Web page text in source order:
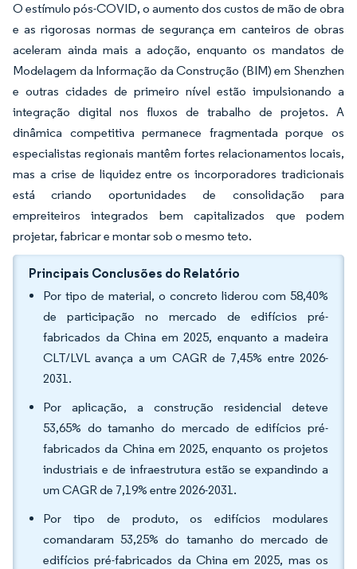
O estímulo pós-COVID, o aumento dos custos de mão de obra
e as rigorosas normas de segurança em canteiros de obras
aceleram ainda mais a adoção, enquanto os mandatos de
Modelagem da Informação da Construção (BIM) em Shenzhen
e outras cidades de primeiro nível estão impulsionando a
integração digital nos fluxos de trabalho de projetos. A
dinâmica competitiva permanece fragmentada porque os
especialistas regionais mantêm fortes relacionamentos locais,
mas a crise de liquidez entre os incorporadores tradicionais
está criando oportunidades de consolidação para
empreiteiros integrados bem capitalizados que podem
projetar, fabricar e montar sob o mesmo teto.
Principais Conclusões do Relatório
Por tipo de material, o concreto liderou com 58,40%
de participação no mercado de edifícios pré-
fabricados da China em 2025, enquanto a madeira
CLT/LVL avança a um CAGR de 7,45% entre 2026-
2031.
Por aplicação, a construção residencial deteve
53,65% do tamanho do mercado de edifícios pré-
fabricados da China em 2025, enquanto os projetos
industriais e de infraestrutura estão se expandindo a
um CAGR de 7,19% entre 2026-2031.
Por tipo de produto, os edifícios modulares
comandaram 53,25% do tamanho do mercado de
edifícios pré-fabricados da China em 2025, mas os